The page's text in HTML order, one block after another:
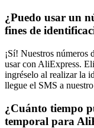
¿Puedo usar un
fines de
¡Sí! Nuestros números
usar con AliExpress.
ingréselo al realizar la
llegue el SMS a
¿Cuánto tiempo
temporal para